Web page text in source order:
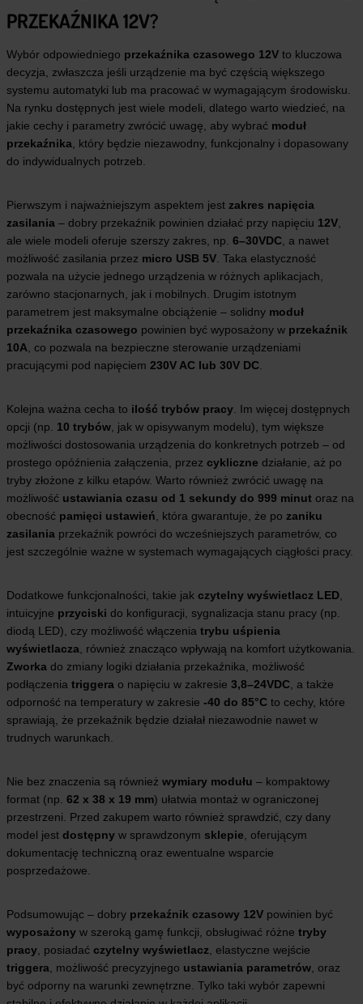
PRZEKAŹNIKA 12V?
Wybór odpowiedniego przekaźnika czasowego 12V to kluczowa
decyzja, zwłaszcza jeśli urządzenie ma być częścią większego
systemu automatyki lub ma pracować w wymagającym środowisku.
Na rynku dostępnych jest wiele modeli, dlatego warto wiedzieć, na
jakie cechy i parametry zwrócić uwagę, aby wybrać moduł
przekaźnika , który będzie niezawodny, funkcjonalny i dopasowany
do indywidualnych potrzeb.
Pierwszym i najważniejszym aspektem jest zakres napięcia
zasilania – dobry przekaźnik powinien działać przy napięciu 12V
ale wiele modeli oferuje szerszy zakres, np. 6–30VDC , a nawet
możliwość zasilania przez micro USB 5V . Taka elastyczność
pozwala na użycie jednego urządzenia w różnych aplikacjach,
zarówno stacjonarnych, jak i mobilnych. Drugim istotnym
parametrem jest maksymalne obciążenie – solidny moduł
przekaźnika czasowego powinien być wyposażony w przekaźnik
10A , co pozwala na bezpieczne sterowanie urządzeniami
pracującymi pod napięciem 230V AC lub 30V DC
Kolejna ważna cecha to ilość trybów pracy . Im więcej dostępnych
opcji (np. 10 trybów , jak w opisywanym modelu), tym większe
możliwości dostosowania urządzenia do konkretnych potrzeb – od
prostego opóźnienia załączenia, przez cykliczne działanie, aż po
tryby złożone z kilku etapów. Warto również zwrócić uwagę na
możliwość ustawiania czasu od 1 sekundy do 999 minut oraz na
obecność pamięci ustawień , która gwarantuje, że po zaniku
zasilania przekaźnik powróci do wcześniejszych parametrów, co
jest szczególnie ważne w systemach wymagających ciągłości pracy.
Dodatkowe funkcjonalności, takie jak czytelny wyświetlacz LED
intuicyjne przyciski do konfiguracji, sygnalizacja stanu pracy (np.
diodą LED), czy możliwość włączenia trybu uśpienia
wyświetlacza , również znacząco wpływają na komfort użytkowania.
Zworka do zmiany logiki działania przekaźnika, możliwość
podłączenia triggera o napięciu w zakresie 3,8–24VDC , a także
odporność na temperatury w zakresie -40 do 85°C to cechy, które
sprawiają, że przekaźnik będzie działał niezawodnie nawet w
trudnych warunkach.
Nie bez znaczenia są również wymiary modułu – kompaktowy
format (np. 62 x 38 x 19 mm) ułatwia montaż w ograniczonej
przestrzeni. Przed zakupem warto również sprawdzić, czy dany
model jest dostępny w sprawdzonym sklepie , oferującym
dokumentację techniczną oraz ewentualne wsparcie
posprzedażowe.
Podsumowując – dobry przekaźnik czasowy 12V powinien być
wyposażony w szeroką gamę funkcji, obsługiwać różne tryby
pracy , posiadać czytelny wyświetlacz , elastyczne wejście
triggera , możliwość precyzyjnego ustawiania parametrów , oraz
być odporny na warunki zewnętrzne. Tylko taki wybór zapewni